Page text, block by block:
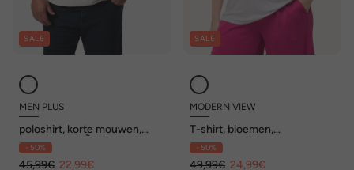
SALE
MEN PLUS
poloshirt, korte mouwen,
strepen, piquÃ© Buik-Fit, tot
8XL
- 50%
45,99€ 22,99€
SALE
MODERN VIEW
T-shirt, bloemen,
siersteentjes, ronde hals,
korte mouwen
- 50%
49,99€ 24,99€